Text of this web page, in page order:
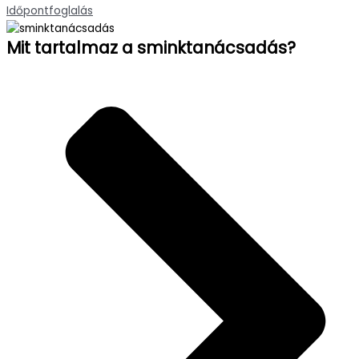
Időpontfoglalás
Mit tartalmaz a sminktanácsadás?